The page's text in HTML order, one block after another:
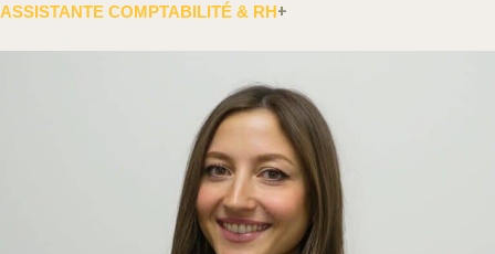
ASSISTANTE COMPTABILITÉ & RH